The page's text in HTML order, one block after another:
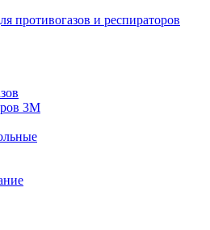
противогазов и респираторов
3М